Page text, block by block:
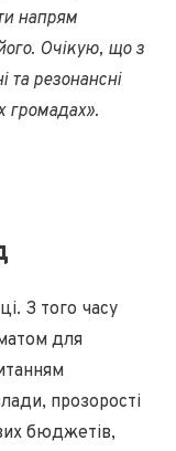
напрям
Очікую, що з
резонансні
громадах».
З того часу
для
прозорості
бюджетів,